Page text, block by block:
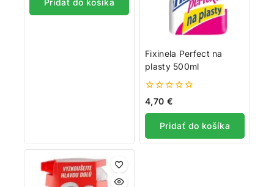
Fixinela Perfect na
plasty 500ml
0
5
4,70 €
Pridať do košíka